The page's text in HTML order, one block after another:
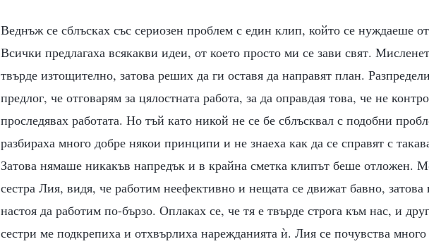
Веднъж се сблъсках със сериозен проблем с един клип, който се нуждаеше
Всички предлагаха всякакви идеи, от което просто ми се зави свят.
твърде изтощително, затова реших да ги оставя да направят план.
предлог, че отговарям за цялостната работа, за да оправдая това, че не
проследявах работата. Но тъй като никой не се бе сблъсквал с подобни
разбираха много добре някои принципи и не знаеха как да се справят с
Затова нямаше никакъв напредък и в крайна сметка клипът беше отложен.
сестра Лия, видя, че работим неефективно и нещата се движат бавно,
настоя да работим по-бързо. Оплаках се, че тя е твърде строга към нас, и
сестри ме подкрепиха и отхвърлиха нарежданията ѝ. Лия се почувства